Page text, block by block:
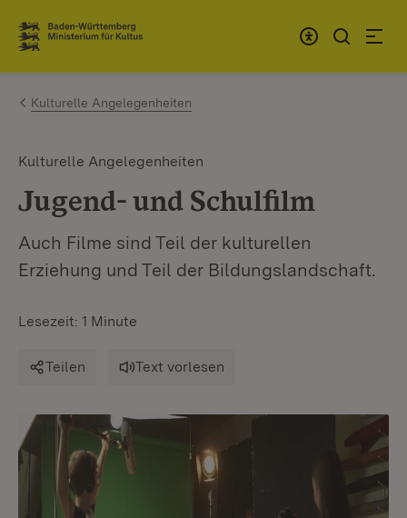
Zum Inhalt springen
Link zur Startseite
Kulturelle Angelegenheiten
Kulturelle Angelegenheiten
Jugend- und Schulfilm
Auch Filme sind Teil der kulturellen
Erziehung und Teil der Bildungslandschaft.
Lesezeit: 1 Minute
Teilen Text vorlesen